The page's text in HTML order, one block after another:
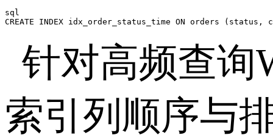
sql
CREATE INDEX idx_order_status_time ON orders (status,
针对高频查询
索引列顺序与